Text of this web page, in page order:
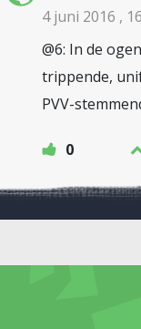
4 juni 2016 ,
@6: In de
trippende,
PVV-
0